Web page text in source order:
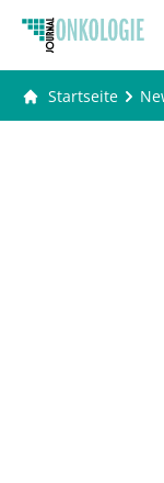
Startseite